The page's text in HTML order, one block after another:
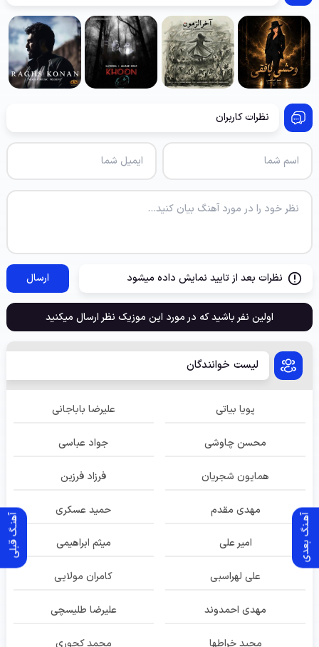
آهنـگ قبلی آهـنگ بعدی
نظرات کاربران
نظرات بعد از تایید نمایش داده میشود ارسال
اولین نفر باشید که در مورد این موزیک نظر ارسال میکنید
لیست خوانندگان
پویا بیاتی علیرضا باباجانی
محسن چاوشی جواد عباسی
همایون شجریان فرزاد فرزین
مهدی مقدم حمید عسکری
امیر علی میثم ابراهیمی
علی لهراسبی کامران مولایی
مهدی احمدوند علیرضا طلیسچی
مجید خراطها محمد کجوری